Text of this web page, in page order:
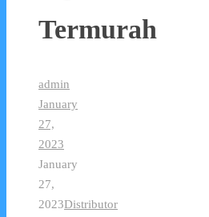
Termurah
admin
January
27,
2023
January
27,
2023Distributor